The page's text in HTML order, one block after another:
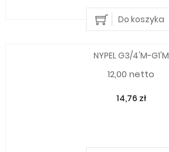
Do koszyka
NYPEL G3/4'M-G1'M
12,00 netto
14,76 zł